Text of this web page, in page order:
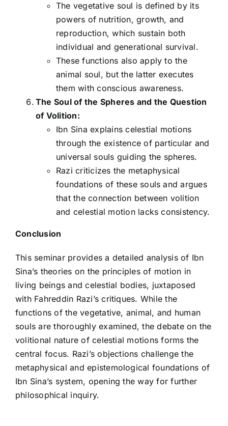
The vegetative soul is defined by its
powers of nutrition, growth, and
reproduction, which sustain both
individual and generational survival.
These functions also apply to the
animal soul, but the latter executes
them with conscious awareness.
The Soul of the Spheres and the Question
of Volition:
Ibn Sina explains celestial motions
through the existence of particular and
universal souls guiding the spheres.
Razi criticizes the metaphysical
foundations of these souls and argues
that the connection between volition
and celestial motion lacks consistency.
Conclusion
This seminar provides a detailed analysis of Ibn
Sina’s theories on the principles of motion in
living beings and celestial bodies, juxtaposed
with Fahreddin Razi’s critiques. While the
functions of the vegetative, animal, and human
souls are thoroughly examined, the debate on the
volitional nature of celestial motions forms the
central focus. Razi’s objections challenge the
metaphysical and epistemological foundations of
Ibn Sina’s system, opening the way for further
philosophical inquiry.